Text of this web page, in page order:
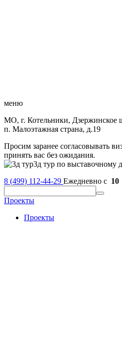
меню
МО, г. Котельники, Дзержинское
п. Малоэтажная страна, д.19
Просим заранее согласовывать
принять вас без ожидания.
3д тур по выставочному
8 (499) 112-44-29 Ежедневно с 10
Проекты
Проекты